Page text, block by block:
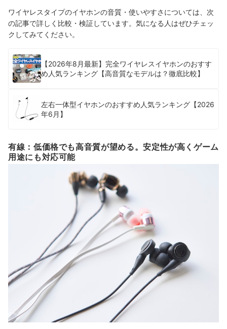
ワイヤレスタイプのイヤホンの音質・使いやすさについては、次
の記事で詳しく比較・検証しています。気になる人はぜひチェッ
クしてみてください。
【2026年8月最新】完全ワイヤレスイヤホンのおすす
め人気ランキング【高音質なモデルは？徹底比較】
左右一体型イヤホンのおすすめ人気ランキング【2026
年6月】
有線：低価格でも高音質が望める。安定性が高くゲーム
用途にも対応可能